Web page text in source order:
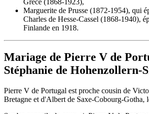
Grèce (1868-1923),
Marguerite de Prusse (1872-1954), qui
Charles de Hesse-Cassel (1868-1940),
Finlande en 1918.
Mariage de Pierre V de
Stéphanie de Hohenzollern-
Pierre V de Portugal est proche cousin de
Bretagne et d'Albert de Saxe-Cobourg-Gotha,